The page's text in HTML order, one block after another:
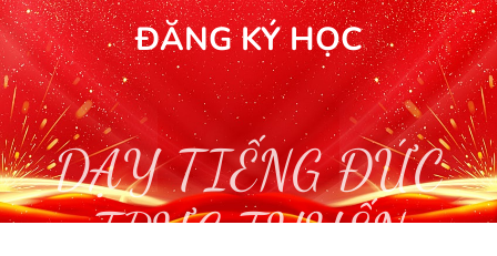
ĐĂNG KÝ HỌC
DẠY TIẾNG ĐỨC
TRỰC TUYẾN